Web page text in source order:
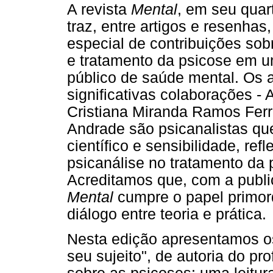
A revista Mental, em seu
traz, entre artigos e
especial de contribuições
e tratamento da psicose em
público de saúde mental. Os
significativas colaborações -
Cristiana Miranda Ramos
Andrade são psicanalistas
científico e sensibilidade,
psicanálise no tratamento
Acreditamos que, com a
Mental cumpre o papel
diálogo entre teoria e prática.
Nesta edição apresentamos
seu sujeito", de autoria do